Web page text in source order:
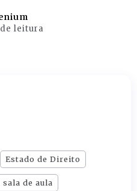
leitura
Estado de Direito
de aula